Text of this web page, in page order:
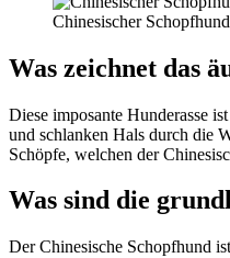
Chi­ne­si­scher
Was zeich­net das
Die­se impo­san­te Hun­de­ras­se
und schlan­ken Hals durch die
Schöp­fe, wel­chen der
Was sind die
Der Chi­ne­si­sche Schopf­hund